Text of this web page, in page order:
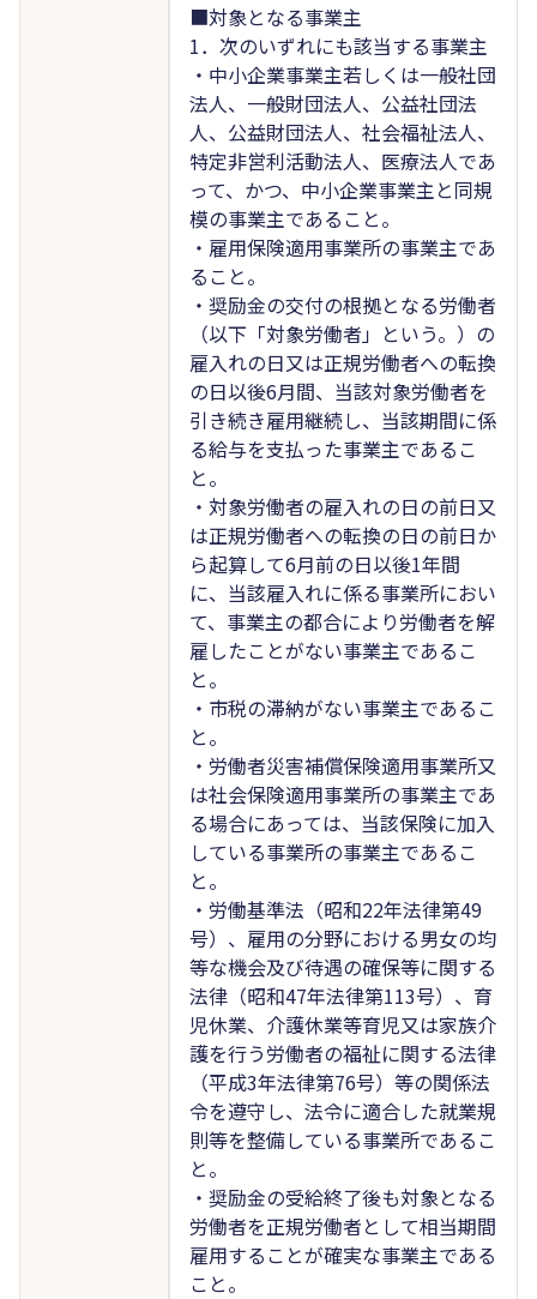
■対象となる事業主
1．次のいずれにも該当する事業主
・中小企業事業主若しくは一般社団
法人、一般財団法人、公益社団法
人、公益財団法人、社会福祉法人、
特定非営利活動法人、医療法人であ
って、かつ、中小企業事業主と同規
模の事業主であること。
・雇用保険適用事業所の事業主であ
ること。
・奨励金の交付の根拠となる労働者
（以下「対象労働者」という。）の
雇入れの日又は正規労働者への転換
の日以後6月間、当該対象労働者を
引き続き雇用継続し、当該期間に係
る給与を支払った事業主であるこ
と。
・対象労働者の雇入れの日の前日又
は正規労働者への転換の日の前日か
ら起算して6月前の日以後1年間
に、当該雇入れに係る事業所におい
て、事業主の都合により労働者を解
雇したことがない事業主であるこ
と。
・市税の滞納がない事業主であるこ
と。
・労働者災害補償保険適用事業所又
は社会保険適用事業所の事業主であ
る場合にあっては、当該保険に加入
している事業所の事業主であるこ
と。
・労働基準法（昭和22年法律第49
号）、雇用の分野における男女の均
等な機会及び待遇の確保等に関する
法律（昭和47年法律第113号）、育
児休業、介護休業等育児又は家族介
護を行う労働者の福祉に関する法律
（平成3年法律第76号）等の関係法
令を遵守し、法令に適合した就業規
則等を整備している事業所であるこ
と。
・奨励金の受給終了後も対象となる
労働者を正規労働者として相当期間
雇用することが確実な事業主である
こと。